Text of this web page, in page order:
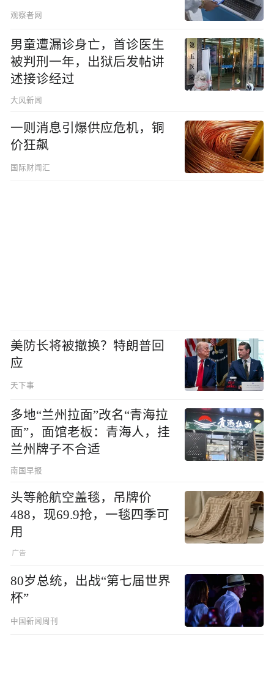
观察者网
男童遭漏诊身亡，首诊医生
被判刑一年，出狱后发帖讲
述接诊经过
大风新闻
一则消息引爆供应危机，铜
价狂飙
国际财闻汇
美防长将被撤换？特朗普回
应
天下事
多地“兰州拉面”改名“青海拉
面”，面馆老板：青海人，挂
兰州牌子不合适
南国早报
头等舱航空盖毯，吊牌价
488，现69.9抢，一毯四季可
用
80岁总统，出战“第七届世界
杯”
中国新闻周刊